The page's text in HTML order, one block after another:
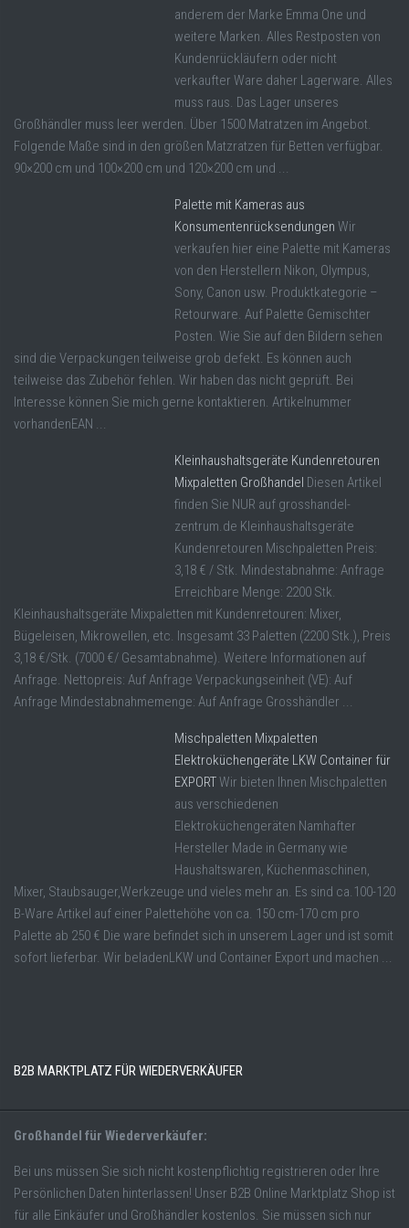
anderem der Marke Emma One und
weitere Marken. Alles Restposten von
Kundenrückläufern oder nicht
verkaufter Ware daher Lagerware. Alles
muss raus. Das Lager unseres
Großhändler muss leer werden. Über 1500 Matratzen im Angebot.
Folgende Maße sind in den größen Matzratzen für Betten verfügbar.
90×200 cm und 100×200 cm und 120×200 cm und ...
Palette mit Kameras aus
Konsumentenrücksendungen Wir
verkaufen hier eine Palette mit Kameras
von den Herstellern Nikon, Olympus,
Sony, Canon usw. Produktkategorie –
Retourware. Auf Palette Gemischter
Posten. Wie Sie auf den Bildern sehen
sind die Verpackungen teilweise grob defekt. Es können auch
teilweise das Zubehör fehlen. Wir haben das nicht geprüft. Bei
Interesse können Sie mich gerne kontaktieren. Artikelnummer
vorhandenEAN ...
Kleinhaushaltsgeräte Kundenretouren
Mixpaletten Großhandel Diesen Artikel
finden Sie NUR auf grosshandel-
zentrum.de Kleinhaushaltsgeräte
Kundenretouren Mischpaletten Preis:
3,18 € / Stk. Mindestabnahme: Anfrage
Erreichbare Menge: 2200 Stk.
Kleinhaushaltsgeräte Mixpaletten mit Kundenretouren: Mixer,
Bügeleisen, Mikrowellen, etc. Insgesamt 33 Paletten (2200 Stk.), Preis
3,18 €/Stk. (7000 €/ Gesamtabnahme). Weitere Informationen auf
Anfrage. Nettopreis: Auf Anfrage Verpackungseinheit (VE): Auf
Anfrage Mindestabnahmemenge: Auf Anfrage Grosshändler ...
Mischpaletten Mixpaletten
Elektroküchengeräte LKW Container für
EXPORTWir bieten Ihnen Mischpaletten
aus verschiedenen
Elektroküchengeräten Namhafter
Hersteller Made in Germany wie
Haushaltswaren, Küchenmaschinen,
Mixer, Staubsauger,Werkzeuge und vieles mehr an. Es sind ca.100-120
B-Ware Artikel auf einer Palettehöhe von ca. 150 cm-170 cm pro
Palette ab 250 € Die ware befindet sich in unserem Lager und ist somit
sofort lieferbar. Wir beladenLKW und Container Export und machen ...
B2B MARKTPLATZ FÜR WIEDERVERKÄUFER
Großhandel für Wiederverkäufer:
Bei uns müssen Sie sich nicht kostenpflichtig registrieren oder Ihre
Persönlichen Daten hinterlassen! Unser B2B Online Marktplatz Shop ist
für alle Einkäufer und Großhändler kostenlos. Sie müssen sich nur